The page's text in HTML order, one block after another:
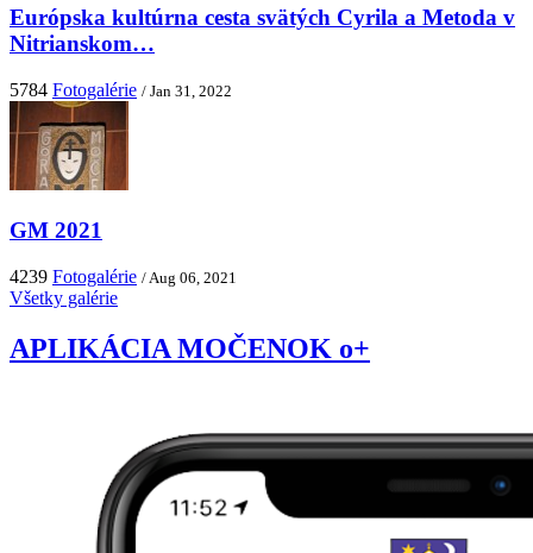
Európska kultúrna cesta svätých Cyrila a Metoda v
Nitrianskom…
5784 Fotogalérie / Jan 31, 2022
GM 2021
4239 Fotogalérie / Aug 06, 2021
Všetky galérie
APLIKÁCIA MOČENOK o+